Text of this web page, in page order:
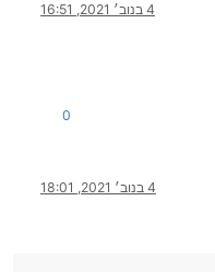
4 בנוב׳ 2021, 16:51
0
4 בנוב׳ 2021, 18:01